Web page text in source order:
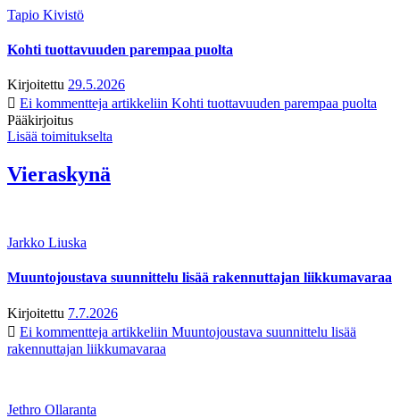
Tapio Kivistö
Kohti tuottavuuden parempaa puolta
Kirjoitettu 29.5.2026
Ei kommentteja artikkeliin Kohti tuottavuuden parempaa puolta
Pääkirjoitus
Lisää toimitukselta
Vieraskynä
Jarkko Liuska
Muuntojoustava suunnittelu lisää rakennuttajan liikkumavaraa
Kirjoitettu 7.7.2026
Ei kommentteja artikkeliin Muuntojoustava suunnittelu lisää
rakennuttajan liikkumavaraa
Jethro Ollaranta